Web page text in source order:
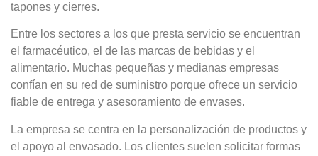
tapones y cierres.
Entre los sectores a los que presta servicio se encuentran
el farmacéutico, el de las marcas de bebidas y el
alimentario. Muchas pequeñas y medianas empresas
confían en su red de suministro porque ofrece un servicio
fiable de entrega y asesoramiento de envases.
La empresa se centra en la personalización de productos y
el apoyo al envasado. Los clientes suelen solicitar formas